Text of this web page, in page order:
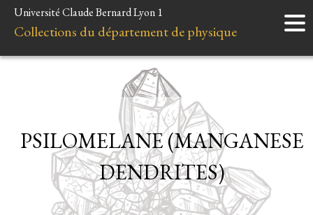
Accueil
Instruments
Liens et ressources
Université Claude Bernard Lyon 1
Collections du département de physique
PSILOMELANE (MANGANESE
DENDRITES)